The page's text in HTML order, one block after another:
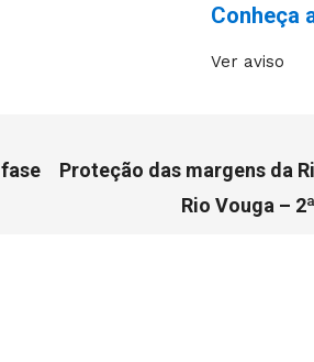
Conheça
Ver aviso
Proteção das margens da
Rio Vouga –